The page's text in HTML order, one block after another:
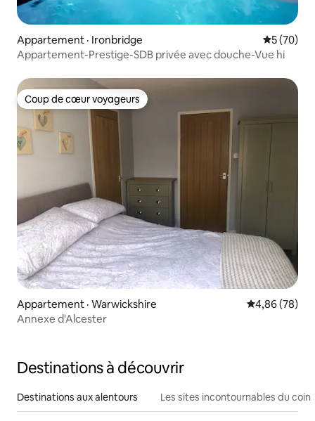
Appartement · Ironbridge Note
5 (70)
Appartement-Prestige-SDB privée avec douche-Vue hi
Coup de cœur voyageurs
Coup de cœur voyageurs
Appartement · Warwickshire Note
4,86 (78)
Annexe d'Alcester
Destinations à découvrir
Destinations aux alentours Les sites incontournables du coin